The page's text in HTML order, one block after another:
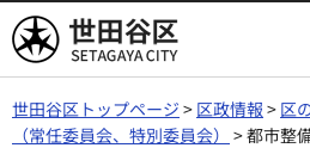
世田谷区
世田谷区トップページ > 区政情報 > 区
（常任委員会、特別委員会） > 都市整